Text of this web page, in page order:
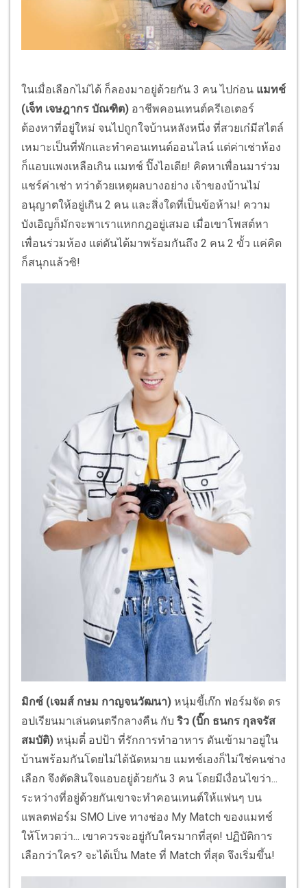
ในเมื่อเลือกไม่ได้ ก็ลองมาอยู่ด้วยกัน 3 คน ไปก่อน แมทช์
(เจ็ท เจษฎากร บัณฑิต) อาชีพคอนเทนต์ครีเอเตอร์
ต้องหาที่อยู่ใหม่ จนไปถูกใจบ้านหลังหนึ่ง ที่สวยเก๋มีสไตล์
เหมาะเป็นที่พักและทำคอนเทนต์ออนไลน์ แต่ค่าเช่าห้อง
ก็แอบแพงเหลือเกิน แมทช์ ปิ๊งไอเดีย! คิดหาเพื่อนมาร่วม
แชร์ค่าเช่า ทว่าด้วยเหตุผลบางอย่าง เจ้าของบ้านไม่
อนุญาตให้อยู่เกิน 2 คน และสิ่งใดที่เป็นข้อห้าม! ความ
บังเอิญก็มักจะพาเราแหกกฎอยู่เสมอ เมื่อเขาโพสต์หา
เพื่อนร่วมห้อง แต่ดันได้มาพร้อมกันถึง 2 คน 2 ขั้ว แค่คิด
ก็สนุกแล้วซิ!
มิกซ์ (เจมส์ กษม กาญจนวัฒนา) หนุ่มขี้เก๊ก ฟอร์มจัด ดร
อปเรียนมาเล่นดนตรีกลางคืน กับ ริว (บิ๊ก ธนกร กุลจรัส
สมบัติ) หนุ่มตี๋ อปป้า ที่รักการทำอาหาร ดันเข้ามาอยู่ใน
บ้านพร้อมกันโดยไม่ได้นัดหมาย แมทช์เองก็ไม่ใช่คนช่าง
เลือก จึงตัดสินใจแอบอยู่ด้วยกัน 3 คน โดยมีเงื่อนไขว่า...
ระหว่างที่อยู่ด้วยกันเขาจะทำคอนเทนต์ให้แฟนๆ บน
แพลตฟอร์ม SMO Live ทางช่อง My Match ของแมทช์
ให้โหวตว่า... เขาควรจะอยู่กับใครมากที่สุด! ปฏิบัติการ
เลือกว่าใคร? จะได้เป็น Mate ที่ Match ที่สุด จึงเริ่มขึ้น!